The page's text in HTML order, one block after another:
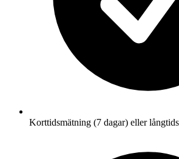
Korttidsmätning (7 dagar) eller